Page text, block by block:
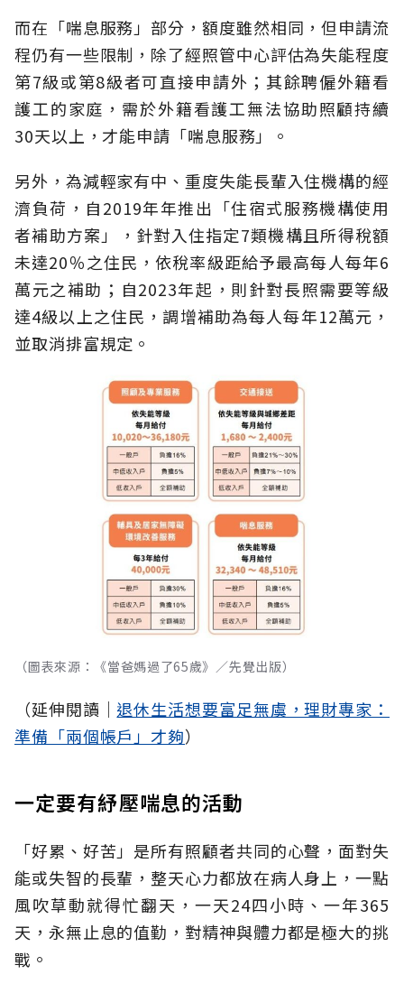
而在「喘息服務」部分，額度雖然相同，但申請流
程仍有一些限制，除了經照管中心評估為失能程度
第7級或第8級者可直接申請外；其餘聘僱外籍看
護工的家庭，需於外籍看護工無法協助照顧持續
30天以上，才能申請「喘息服務」。
另外，為減輕家有中、重度失能長輩入住機構的經
濟負荷，自2019年年推出「住宿式服務機構使用
者補助方案」，針對入住指定7類機構且所得稅額
未達20％之住民，依稅率級距給予最高每人每年6
萬元之補助；自2023年起，則針對長照需要等級
達4級以上之住民，調增補助為每人每年12萬元，
並取消排富規定。
（圖表來源：《當爸媽過了65歲》／先覺出版）
（延伸閱讀│ 退休生活想要富足無虞，理財專家：
準備「兩個帳戶」才夠）
一定要有紓壓喘息的活動
「好累、好苦」是所有照顧者共同的心聲，面對失
能或失智的長輩，整天心力都放在病人身上，一點
風吹草動就得忙翻天，一天24四小時、一年365
天，永無止息的值勤，對精神與體力都是極大的挑
戰。